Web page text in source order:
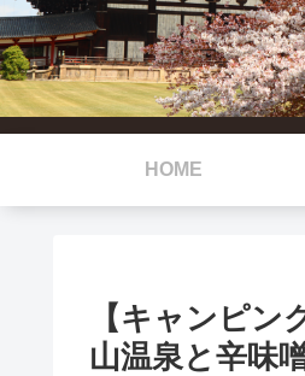
HOME
【キャンピ
山温泉と辛味